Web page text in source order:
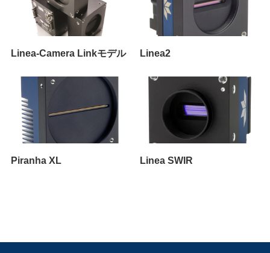
Linea‐Camera Linkモデル Linea2
Piranha XL Linea SWIR